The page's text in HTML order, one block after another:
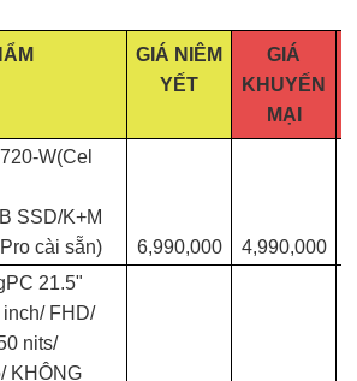
GIÁ NIÊM
YẾT
GIÁ
KHUYẾN
MẠI
W(Cel
SSD/K+M
cài sẵn)
6,990,000 4,990,000
21.5"
FHD/
nits/
KHÔNG